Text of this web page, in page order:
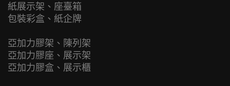
紙展示架、座臺箱
包裝彩盒、紙企牌
亞加力膠架、陳列架
亞加力膠座、展示架
亞加力膠盒、展示櫃